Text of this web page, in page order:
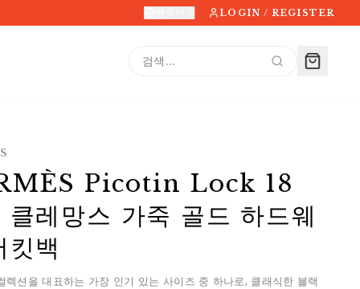
LOGIN / REGISTER
Picotin Lock 18
클레망스 가죽 골드 하드웨
킷백
션을 대표하는 가장 인기 있는 사이즈 중 하나로, 클래식한 블랙